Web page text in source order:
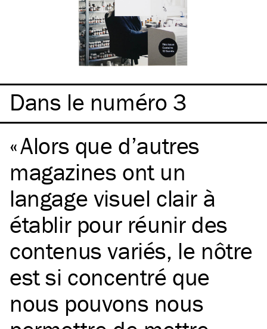
Dans le numéro 3
Alors que d’autres
magazines ont un
langage visuel clair à
établir pour réunir des
contenus variés, le nôtre
est si concentré que
nous pouvons nous